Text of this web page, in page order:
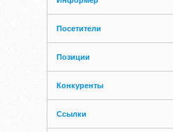
Посетители
Позиции
Конкуренты
Ссылки